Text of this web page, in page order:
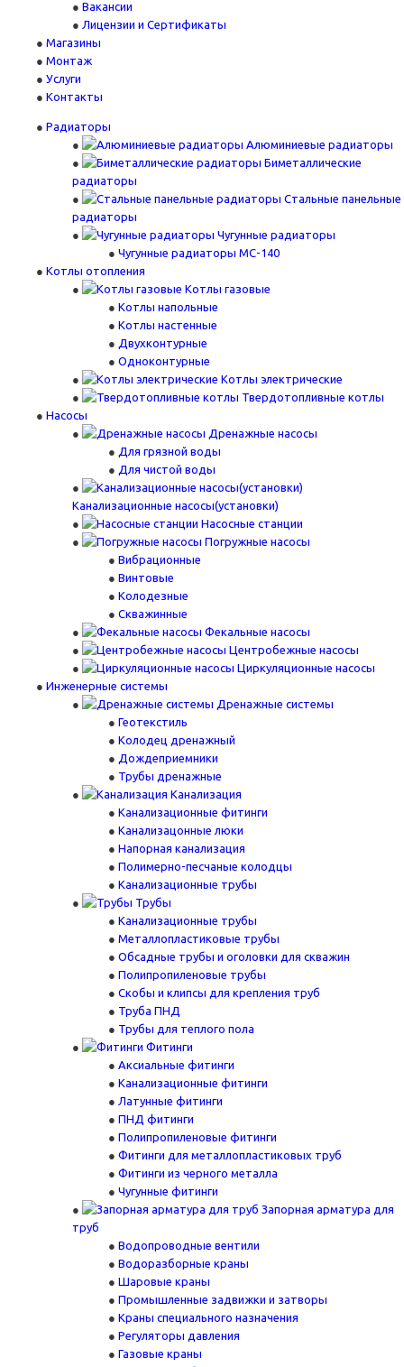
Вакансии
Лицензии и Сертификаты
Магазины
Монтаж
Услуги
Контакты
Радиаторы
Алюминиевые радиаторы
Биметаллические
радиаторы
Стальные панельные
радиаторы
Чугунные радиаторы
Чугунные радиаторы МС-140
Котлы отопления
Котлы газовые
Котлы напольные
Котлы настенные
Двухконтурные
Одноконтурные
Котлы электрические
Твердотопливные котлы
Насосы
Дренажные насосы
Для грязной воды
Для чистой воды
Канализационные насосы(установки)
Насосные станции
Погружные насосы
Вибрационные
Винтовые
Колодезные
Скважинные
Фекальные насосы
Центробежные насосы
Циркуляционные насосы
Инженерные системы
Дренажные системы
Геотекстиль
Колодец дренажный
Дождеприемники
Трубы дренажные
Канализация
Канализационные фитинги
Канализацонные люки
Напорная канализация
Полимерно-песчаные колодцы
Канализационные трубы
Трубы
Канализационные трубы
Металлопластиковые трубы
Обсадные трубы и оголовки для скважин
Полипропиленовые трубы
Скобы и клипсы для крепления труб
Труба ПНД
Трубы для теплого пола
Фитинги
Аксиальные фитинги
Канализационные фитинги
Латунные фитинги
ПНД фитинги
Полипропиленовые фитинги
Фитинги для металлопластиковых труб
Фитинги из черного металла
Чугунные фитинги
Запорная арматура для
труб
Водопроводные вентили
Водоразборные краны
Шаровые краны
Промышленные задвижки и затворы
Краны специального назначения
Регуляторы давления
Газовые краны